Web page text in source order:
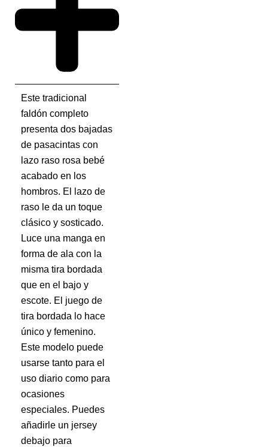
Este tradicional
faldón completo
presenta dos bajadas
de pasacintas con
lazo raso rosa bebé
acabado en los
hombros. El lazo de
raso le da un toque
clásico y sosticado.
Luce una manga en
forma de ala con la
misma tira bordada
que en el bajo y
escote. El juego de
tira bordada lo hace
único y femenino.
Este modelo puede
usarse tanto para el
uso diario como para
ocasiones
especiales. Puedes
añadirle un jersey
debajo para